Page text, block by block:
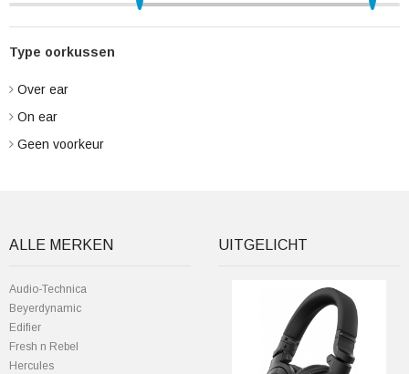
Type oorkussen
Over ear
On ear
Geen voorkeur
ALLE MERKEN
Audio-Technica
Beyerdynamic
Edifier
Fresh n Rebel
Hercules
UITGELICHT